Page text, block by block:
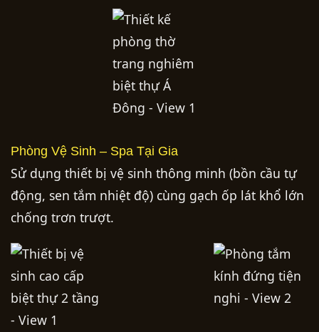
Phòng Vệ Sinh – Spa Tại Gia
Sử dụng thiết bị vệ sinh thông minh (bồn cầu tự
động, sen tắm nhiệt độ) cùng gạch ốp lát khổ lớn
chống trơn trượt.